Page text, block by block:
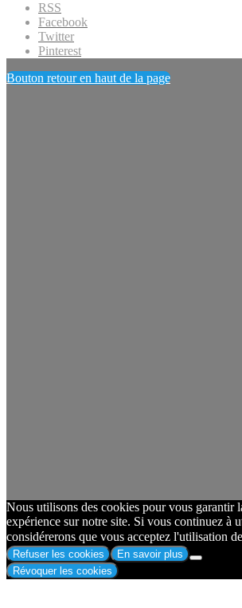
RSS
Facebook
Twitter
Pinterest
Bouton retour en haut de la page
Nous utilisons des cookies pour vous garantir
expérience sur notre site. Si vous continuez à
considérerons que vous acceptez l'utilisation
Refuser les cookies
En savoir plus
Révoquer les cookies